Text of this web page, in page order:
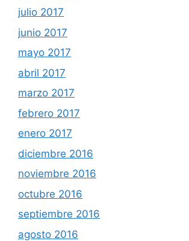
julio 2017
junio 2017
mayo 2017
abril 2017
marzo 2017
febrero 2017
enero 2017
diciembre 2016
noviembre 2016
octubre 2016
septiembre 2016
agosto 2016